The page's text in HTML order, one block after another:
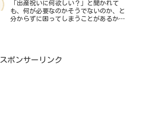
「出産祝いに何欲しい？」と聞かれて
も、何が必要なのかそうでないのか、と
分からずに困ってしまうことがあるかも
にしてみてください＾＾＊
スポンサーリンク